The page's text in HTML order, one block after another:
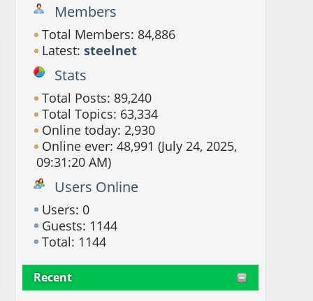
Members
Total Members: 84,886
Latest:steelnet
Stats
Total Posts: 89,240
Total Topics: 63,334
Online today: 2,930
Online ever: 48,991 (July 24, 2025,
09:31:20 AM)
Users Online
Users: 0
Guests: 1144
Total: 1144
Recent